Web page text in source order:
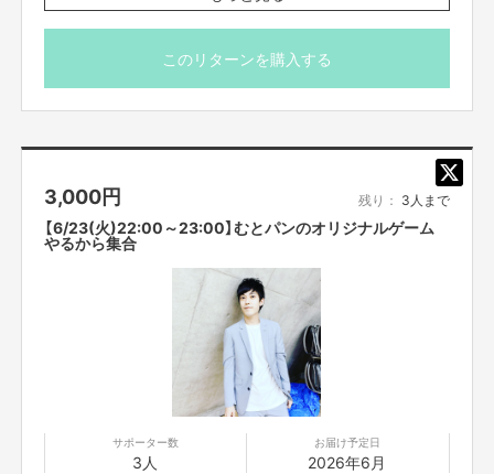
吉本興業株式会社
【ご支援にあたってのご注意事項】
■オンライン会議ツールで参加者全員を同時につなぎ、それぞれリモートで
い。
■コミュニケーションには「Zoom」を使用させていただきます。Zoomを使
用できる環境を整えていただき、電波のいい環境でおつなぎください。
■参加方法は支援者の方に、リターン実施日の前日までにご案内を、メッセ
ージ機能より個別でお送りいたします。お知らせした時間を厳守して下さ
い。遅れると参加できなくなります。
■迷惑メールの対策などでドメイン指定を行っている場合、メールが受信で
きない場合がございます。「@yoshimoto.co.jp」を受信設定してください。
■コンプライアンスの観点から録画させていただいております。あらかじめ
ご了承ください。お客様の映像に関しては、他の目的での使用は致しませ
■参加者の配信中の録画撮影、録音、また、SNS等に詳細な配信内容を投稿
りをしませんか？
背景に夜景を映し出し、あなたを今オススメの夜景スポッ
トへお連れ致します。
め頂けます。
※プロジェクト本文の末尾に記載されている【ご支援にあた
ってのご注意事項】を必ずご一読ください。
このリターンを購入する
3,000円 残り： 3人まで
【6/23(火)22:00～23:00】むとパンのオリジナルゲーム
やるから集合
サポーター数
3人
お届け予定日
2026年6月